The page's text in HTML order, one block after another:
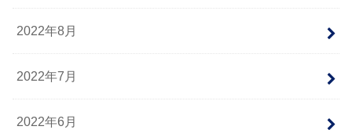
2022年8月
2022年7月
2022年6月